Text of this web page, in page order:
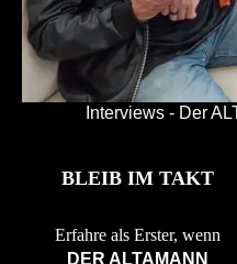
Interviews - Der
BLEIB IM TAKT
Erfahre als Erster, wenn
DER ALTAMANN